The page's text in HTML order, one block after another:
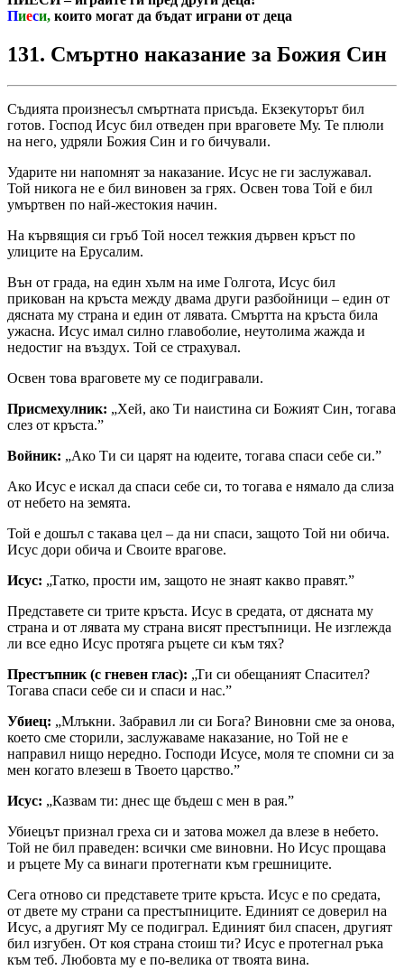
Пиеси, които могат да бъдат играни от деца
131. Смъртно наказание за Божия Син
Съдията произнесъл смъртната присъда. Екзекуторът бил
готов. Господ Исус бил отведен при враговете Му. Те плюли
на него, удряли Божия Син и го бичували.
Ударите ни напомнят за наказание. Исус не ги заслужавал.
Той никога не е бил виновен за грях. Освен това Той е бил
умъртвен по най-жестокия начин.
На кървящия си гръб Той носел тежкия дървен кръст по
улиците на Ерусалим.
Вън от града, на един хълм на име Голгота, Исус бил
прикован на кръста между двама други разбойници – един от
дясната му страна и един от лявата. Смъртта на кръста била
ужасна. Исус имал силно главоболие, неутолима жажда и
недостиг на въздух. Той се страхувал.
Освен това враговете му се подигравали.
Присмехулник: „Хей, ако Ти наистина си Божият Син, тогава
слез от кръста.”
Войник: „Ако Ти си царят на юдеите, тогава спаси себе си.”
Ако Исус е искал да спаси себе си, то тогава е нямало да слиза
от небето на земята.
Той е дошъл с такава цел – да ни спаси, защото Той ни обича.
Исус дори обича и Своите врагове.
Исус: „Татко, прости им, защото не знаят какво правят.”
Представете си трите кръста. Исус в средата, от дясната му
страна и от лявата му страна висят престъпници. Не изглежда
ли все едно Исус протяга ръцете си към тях?
Престъпник (с гневен глас): „Ти си обещаният Спасител?
Тогава спаси себе си и спаси и нас.”
Убиец: „Млъкни. Забравил ли си Бога? Виновни сме за онова,
което сме сторили, заслужаваме наказание, но Той не е
направил нищо нередно. Господи Исусе, моля те спомни си за
мен когато влезеш в Твоето царство.”
Исус: „Казвам ти: днес ще бъдеш с мен в рая.”
Убиецът признал греха си и затова можел да влезе в небето.
Той не бил праведен: всички сме виновни. Но Исус прощава
и ръцете Му са винаги протегнати към грешниците.
Сега отново си представете трите кръста. Исус е по средата,
от двете му страни са престъпниците. Единият се доверил на
Исус, а другият Му се подиграл. Единият бил спасен, другият
бил изгубен. От коя страна стоиш ти? Исус е протегнал ръка
към теб. Любовта му е по-велика от твоята вина.